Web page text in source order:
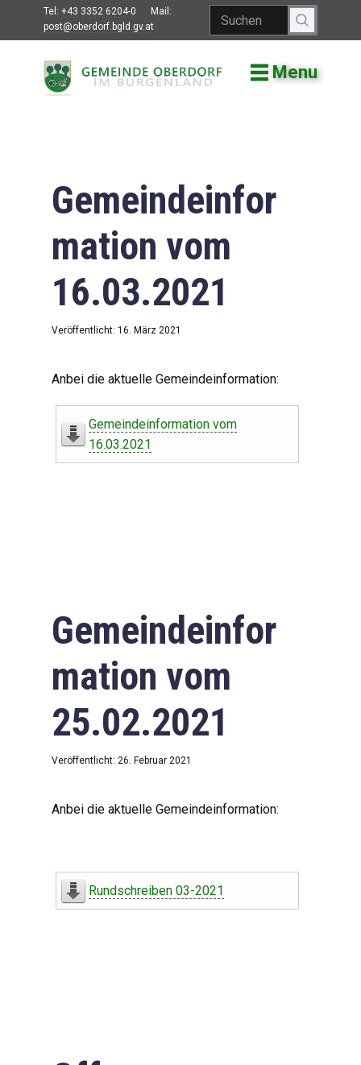
Tel: +43 3352 6204-0
Mail:
post@oberdorf.bgld.gv.at
Menu
Willkommen
Gemeindeamt
Gemeinderat
Bildung
Vereine
Leben in Oberdorf
Downloads
Impressum
Datenschutzerklärung
Gemeindeinfor
mation vom
16.03.2021
Veröffentlicht: 16. März 2021
Anbei die aktuelle Gemeindeinformation:
Gemeindeinformation vom
16.03.2021
Gemeindeinfor
mation vom
25.02.2021
Veröffentlicht: 26. Februar 2021
Anbei die aktuelle Gemeindeinformation:
Rundschreiben 03-2021